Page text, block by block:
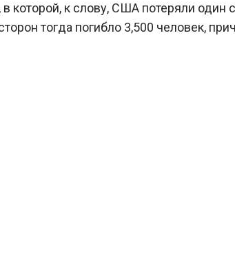
которой, к слову, США потеряли
тогда погибло 3,500 человек,